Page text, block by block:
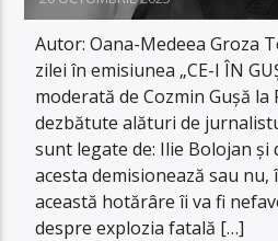
Autor: Oana-Medeea Groza
zilei în emisiunea „CE-I ÎN
moderată de Cozmin Gușă la
dezbătute alături de
sunt legate de: Ilie Bolojan și
acesta demisionează sau nu,
această hotărâre îi va fi
despre explozia fatală […]